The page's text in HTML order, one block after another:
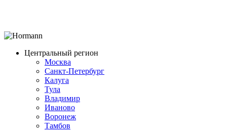
Центральный регион
Москва
Санкт-Петербург
Калуга
Тула
Владимир
Иваново
Воронеж
Тамбов